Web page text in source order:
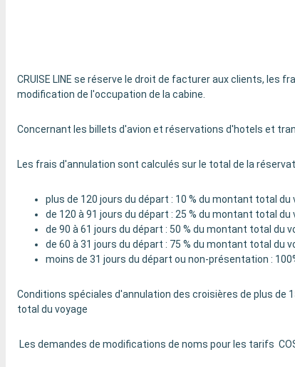
CRUISE LINE se réserve le droit de facturer aux clients,
modification de l'occupation de la cabine.
Concernant les billets d'avion et réservations d'hotels et
Les frais d'annulation sont calculés sur le total de la
plus de 120 jours du départ : 10 % du montant total
de 120 à 91 jours du départ : 25 % du montant total du
de 90 à 61 jours du départ : 50 % du montant total du
de 60 à 31 jours du départ : 75 % du montant total du
moins de 31 jours du départ ou non-présentation :
Conditions spéciales d'annulation des croisières de plus de
total du voyage
Les demandes de modifications de noms pour les tarifs